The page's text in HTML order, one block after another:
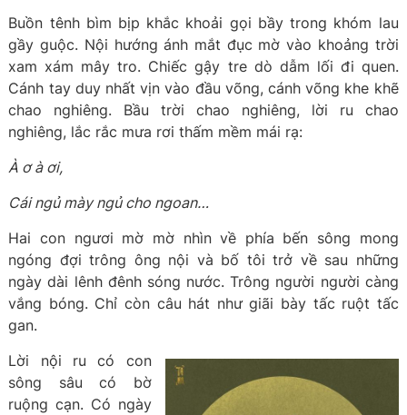
Buồn tênh bìm bịp khắc khoải gọi bầy trong khóm lau
gầy guộc. Nội hướng ánh mắt đục mờ vào khoảng trời
xam xám mây tro. Chiếc gậy tre dò dẫm lối đi quen.
Cánh tay duy nhất vịn vào đầu võng, cánh võng khe khẽ
chao nghiêng. Bầu trời chao nghiêng, lời ru chao
nghiêng, lắc rắc mưa rơi thấm mềm mái rạ:
À ơ à ơi,
Cái ngủ mày ngủ cho ngoan…
Hai con ngươi mờ mờ nhìn về phía bến sông mong
ngóng đợi trông ông nội và bố tôi trở về sau những
ngày dài lênh đênh sóng nước. Trông người người càng
vắng bóng. Chỉ còn câu hát như giãi bày tấc ruột tấc
gan.
Lời nội ru có con
sông sâu có bờ
ruộng cạn. Có ngày